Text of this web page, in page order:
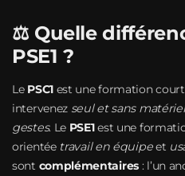
⚖️ Quelle
PSE1 ?
Le PSC1est une formation
intervenez seul et sans matériel
gestes. Le PSE1est une
orientée travail en équipeet
sont complémentaires : l’un